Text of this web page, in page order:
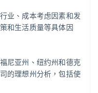
业、成本考虑因素和发
和生活质量等具体因
尼亚州、纽约州和德克
的理想州分析，包括使